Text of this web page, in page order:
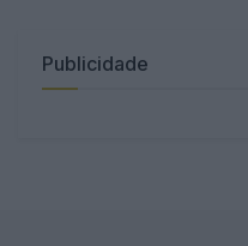
Publicidade